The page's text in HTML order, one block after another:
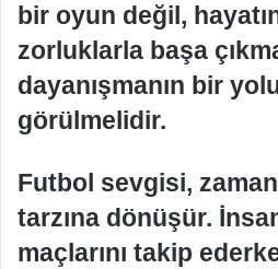
bir oyun değil,
zorluklarla başa
dayanışmanın bir
görülmelidir.
Futbol sevgisi,
tarzına dönüşür.
maçlarını takip